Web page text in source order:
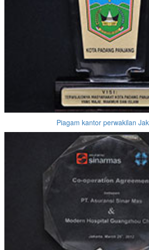
Piagam kantor perwakilan